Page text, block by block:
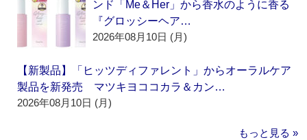
ンド「Me＆Her」から香水のように香る
『グロッシーヘア…
2026年08月10日 (月)
【新製品】「ヒッツディファレント」からオーラルケア
製品を新発売 マツキヨココカラ＆カン…
2026年08月10日 (月)
もっと見る »